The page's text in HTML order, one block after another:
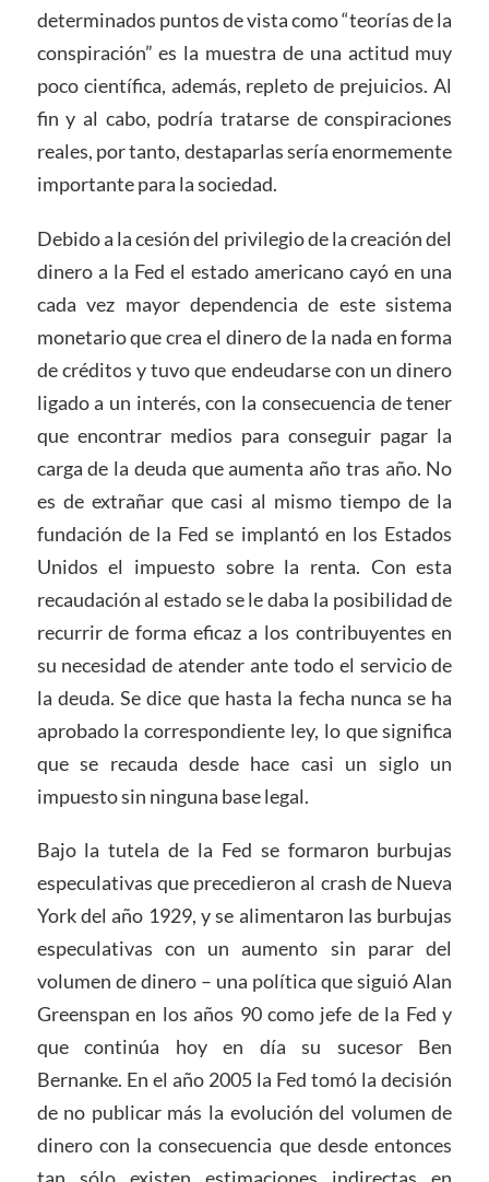
determinados puntos de vista como “teorías de la
conspiración” es la muestra de una actitud muy
poco científica, además, repleto de prejuicios. Al
fin y al cabo, podría tratarse de conspiraciones
reales, por tanto, destaparlas sería enormemente
importante para la sociedad.
Debido a la cesión del privilegio de la creación del
dinero a la Fed el estado americano cayó en una
cada vez mayor dependencia de este sistema
monetario que crea el dinero de la nada en forma
de créditos y tuvo que endeudarse con un dinero
ligado a un interés, con la consecuencia de tener
que encontrar medios para conseguir pagar la
carga de la deuda que aumenta año tras año. No
es de extrañar que casi al mismo tiempo de la
fundación de la Fed se implantó en los Estados
Unidos el impuesto sobre la renta. Con esta
recaudación al estado se le daba la posibilidad de
recurrir de forma eficaz a los contribuyentes en
su necesidad de atender ante todo el servicio de
la deuda. Se dice que hasta la fecha nunca se ha
aprobado la correspondiente ley, lo que significa
que se recauda desde hace casi un siglo un
impuesto sin ninguna base legal.
Bajo la tutela de la Fed se formaron burbujas
especulativas que precedieron al crash de Nueva
York del año 1929, y se alimentaron las burbujas
especulativas con un aumento sin parar del
volumen de dinero – una política que siguió Alan
Greenspan en los años 90 como jefe de la Fed y
que continúa hoy en día su sucesor Ben
Bernanke. En el año 2005 la Fed tomó la decisión
de no publicar más la evolución del volumen de
dinero con la consecuencia que desde entonces